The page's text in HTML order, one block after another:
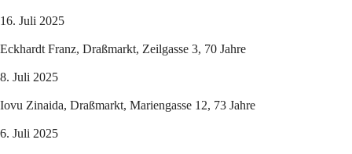
16. Juli 2025
Eckhardt Franz, Draßmarkt, Zeilgasse 3, 70 Jahre
8. Juli 2025
Iovu Zinaida, Draßmarkt, Mariengasse 12, 73 Jahre
6. Juli 2025